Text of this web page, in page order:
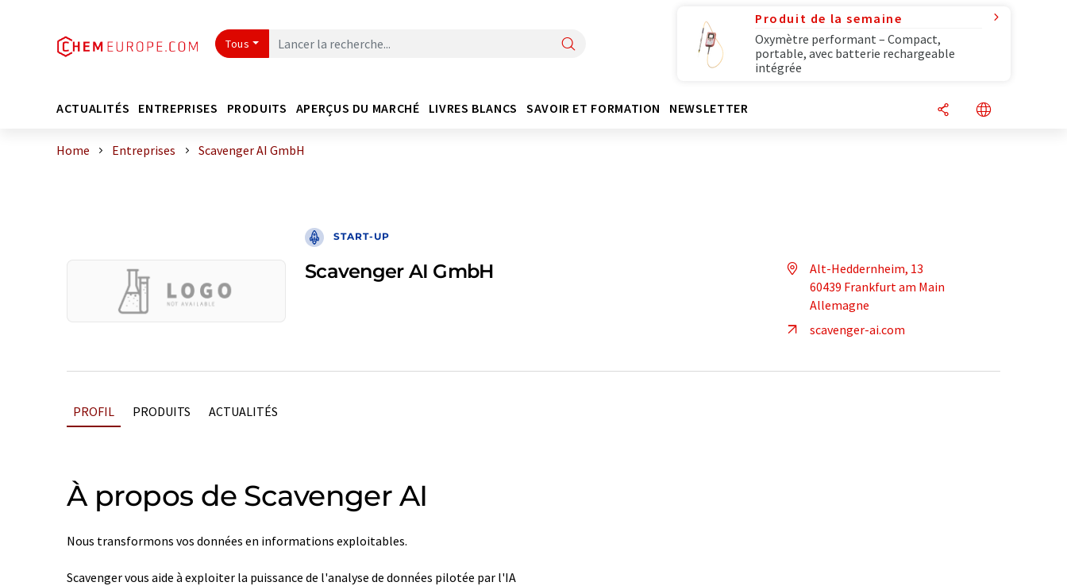
Tous
Produit de la semaine
Oxymètre performant – Compact,
portable, avec batterie rechargeable
intégrée
ACTUALITÉS ENTREPRISES PRODUITS APERÇUS DU MARCHÉ LIVRES BLANCS SAVOIR ET FORMATION NEWSLETTER
Home Entreprises Scavenger AI GmbH
START-UP
Scavenger AI GmbH
Alt-Heddernheim, 13
60439 Frankfurt am Main
Allemagne
scavenger-ai.com
PROFIL PRODUITS ACTUALITÉS
À propos de Scavenger AI
Nous transformons vos données en informations exploitables.
Scavenger vous aide à exploiter la puissance de l'analyse de données pilotée par l'IA